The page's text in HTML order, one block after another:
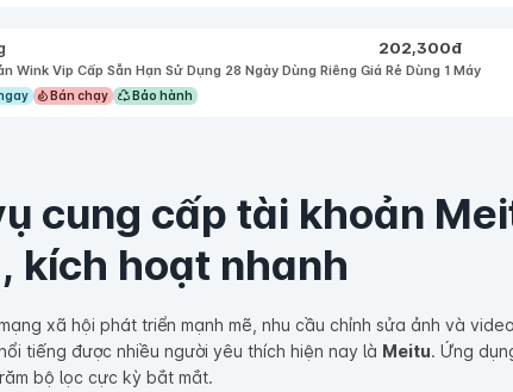
202,300đ
Wink Vip Cấp Sẵn Hạn Sử Dụng 28 Ngày Dùng Riêng Giá Rẻ Dùng 1 Máy
Bán chạy Bảo hành
cung cấp tài khoản
kích hoạt nhanh
xã hội phát triển mạnh mẽ, nhu cầu chỉnh sửa ảnh và
tiếng được nhiều người yêu thích hiện nay là Meitu. Ứng
bộ lọc cực kỳ bắt mắt.